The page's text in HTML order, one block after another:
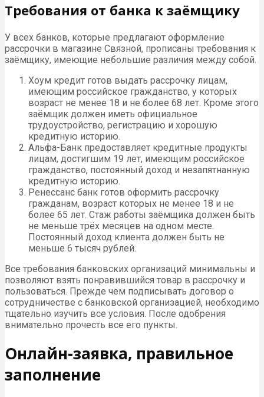
Требования от банка к заёмщику
У всех банков, которые предлагают оформление
рассрочки в магазине Связной, прописаны требования к
заёмщику, имеющие небольшие различия между собой.
Хоум кредит готов выдать рассрочку лицам,
имеющим российское гражданство, у которых
возраст не менее 18 и не более 68 лет. Кроме этого
заёмщик должен иметь официальное
трудоустройство, регистрацию и хорошую
кредитную историю.
Альфа-Банк предоставляет кредитные продукты
лицам, достигшим 19 лет, имеющим российское
гражданство, постоянный доход и незапятнанную
кредитную историю.
Ренессанс банк готов оформить рассрочку
гражданам, возраст которых не менее 18 и не
более 65 лет. Стаж работы заёмщика должен быть
не меньше трёх месяцев на одном месте.
Постоянный доход клиента должен быть не
меньше 6 тысяч рублей.
Все требования банковских организаций минимальны и
позволяют взять понравившийся товар в рассрочку и
пользоваться. Прежде чем подписывать договор о
сотрудничестве с банковской организацией, необходимо
тщательно изучить все условия. После одобрения
внимательно прочесть все его пункты.
Онлайн-заявка, правильное
заполнение